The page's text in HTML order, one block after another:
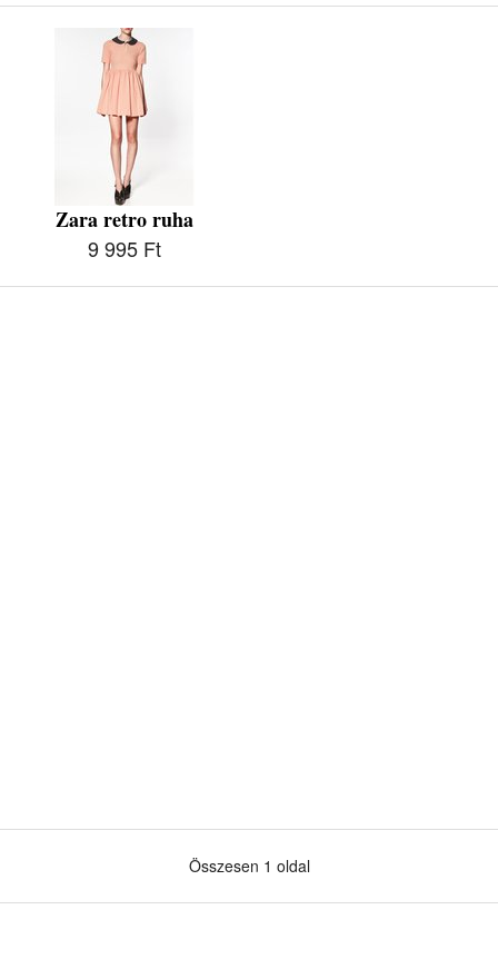
Zara retro ruha
9 995 Ft
Összesen 1 oldal